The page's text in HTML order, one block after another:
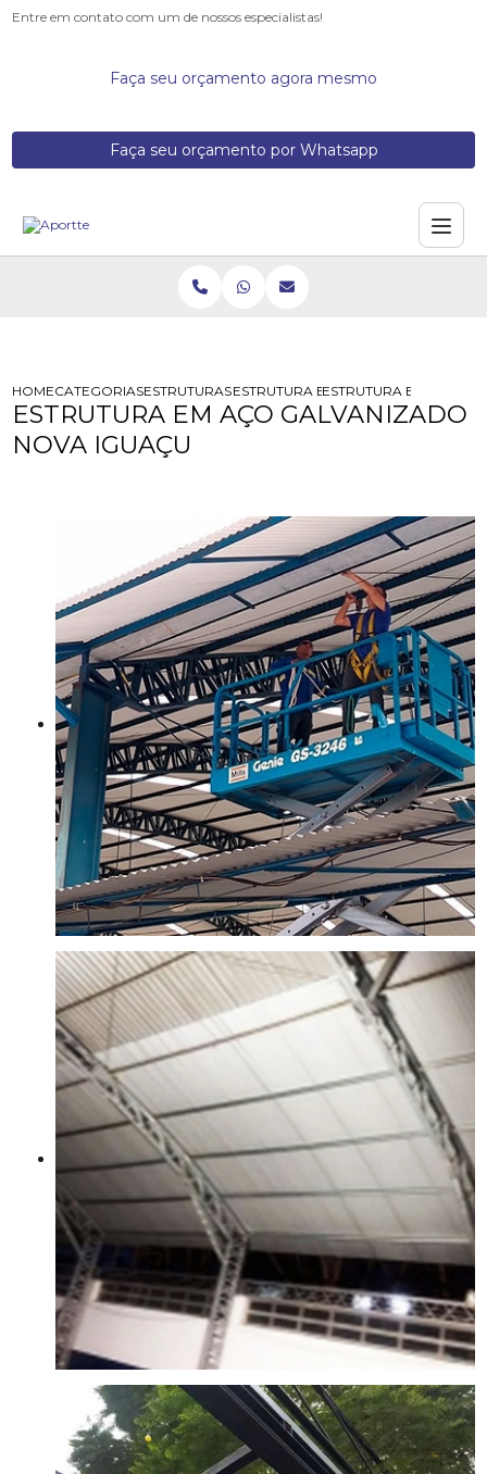
Entre em contato com um de nossos especialistas!
Faça seu orçamento agora mesmo
Faça seu orçamento por Whatsapp
HOMECATEGORIASESTRUTURAS DE ACOESTRUTURA EM ACOESTRUTURA EM ACO
ESTRUTURA EM AÇO GALVANIZADO
NOVA IGUAÇU